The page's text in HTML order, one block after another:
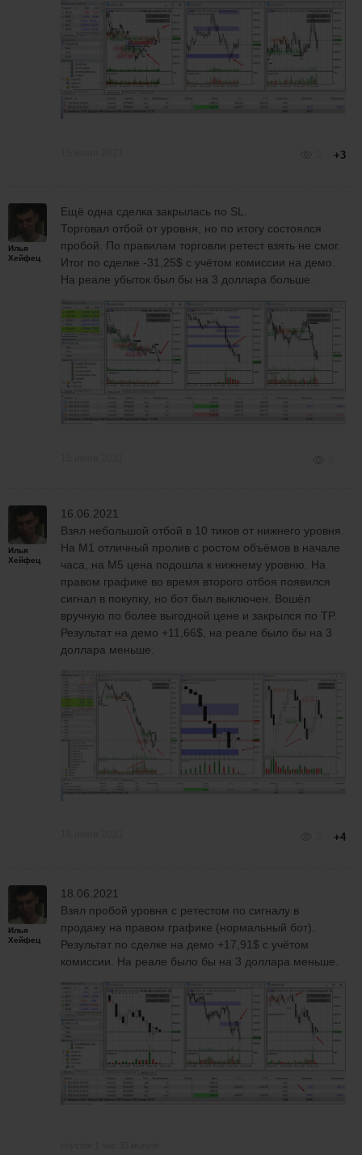
+3
Илья
Хейфец
Ещё одна сделка закрылась по SL.
Торговал отбой от уровня, но по итогу состоялся
пробой. По правилам торговли ретест взять не смог.
Итог по сделке -31,25$ с учётом комиссии на демо.
На реале убыток был бы на 3 доллара больше.
Илья
Хейфец
16.06.2021
Взял небольшой отбой в 10 тиков от нижнего уровня.
На M1 отличный пролив с ростом объёмов в начале
часа, на M5 цена подошла к нижнему уровню. На
правом графике во время второго отбоя появился
сигнал в покупку, но бот был выключен. Вошёл
вручную по более выгодной цене и закрылся по TP.
Результат на демо +11,66$, на реале было бы на 3
доллара меньше.
+4
Илья
Хейфец
18.06.2021
Взял пробой уровня с ретестом по сигналу в
продажу на правом графике (нормальный бот).
Результат по сделке на демо +17,91$ с учётом
комиссии. На реале было бы на 3 доллара меньше.